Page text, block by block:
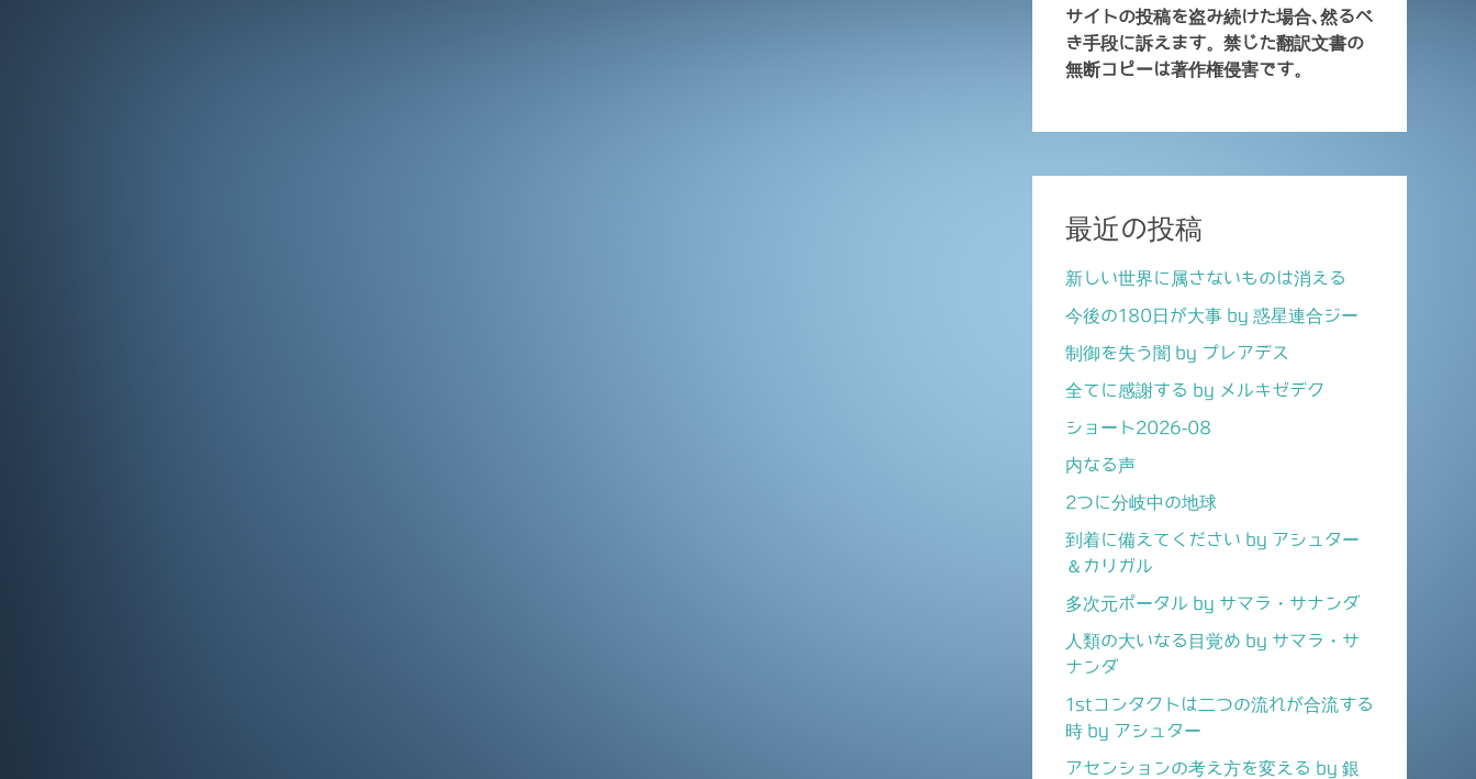
サイトの投稿を盗み続けた場合､然るべ
き手段に訴えます。禁じた翻訳文書の
無断コピーは著作権侵害です。
最近の投稿
新しい世界に属さないものは消える
今後の180日が大事 by 惑星連合ジー
制御を失う闇 by プレアデス
全てに感謝する by メルキゼデク
ショート2026-08
内なる声
2つに分岐中の地球
到着に備えてください by アシュター
＆カリガル
多次元ポータル by サマラ・サナンダ
人類の大いなる目覚め by サマラ・サ
ナンダ
1stコンタクトは二つの流れが合流する
時 by アシュター
アセンションの考え方を変える by 銀